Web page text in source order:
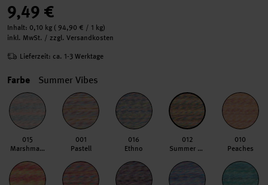
9,49 €
Inhalt: 0,10 kg ( 94,90 € / 1 kg)
inkl. MwSt. / zzgl. Versandkosten
Lieferzeit: ca. 1-3 Werktage
Farbe Summer Vibes
015
Marshmallows
001
Pastell
016
Ethno
012
Summer Vibes
010
Peaches